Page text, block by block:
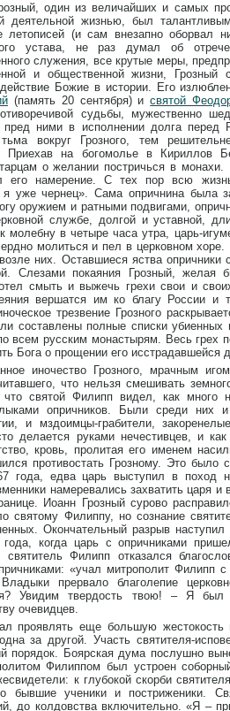
один из величайших и самых
деятельной жизнью, был
летописей (и сам внезапно оборвал
устава, не раз думал об
служения, все крутые меры,
и общественной жизни,
Божие в истории. Его
(память 20 сентября) исвятой
судьбы, мужественно
пред ними в исполнении долга
вокруг Грозного, тем
Приехав на богомолье в Кириллов
о желании постричься в
его намерение. С тех пор всю
я уже чернец». Сама опричнина была
оружием и ратными подвигами,
службе, долгой и уставной,
молебну в четыре часа утра, царь-
молиться и пел в церковном
них. Оставшиеся яства
Слезами покаяния Грозный, желая
смыть и выжечь грехи свои и
вершатся им ко благу России и
трезвение Грозного
составлены полные списки
всем русским монастырям. Весь грех
Бога о прощении его исстрадавшейся
иночество Грозного, мрачным
что нельзя смешивать
святой Филипп видел, как много
опричников. Были среди них и
и мздоимцы-грабители,
делается руками нечестивцев, и
кровь, пролитая его именем
противостать Грозному. Это было
года, едва царь выступил в поход
намеревались захватить царя
Иоанн Грозный сурово
святому Филиппу, но сознание
Окончательный разрыв
года, когда царь с опричниками
святитель Филипп отказался
«учал митрополит Филипп
прервало благолепие
Увидим твердость твою! – Я
очевидцев.
проявлять еще большую
за другой. Участь святителя-
порядок. Боярская дума послушно
Филиппом был устроен
к глубокой скорби
бывшие ученики и постриженики.
до колдовства включительно. «Я –